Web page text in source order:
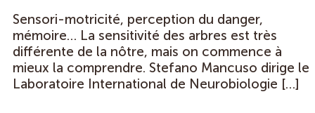
Sensori-motricité, perception du danger,
mémoire… La sensitivité des arbres est très
différente de la nôtre, mais on commence à
mieux la comprendre. Stefano Mancuso dirige le
Laboratoire International de Neurobiologie […]